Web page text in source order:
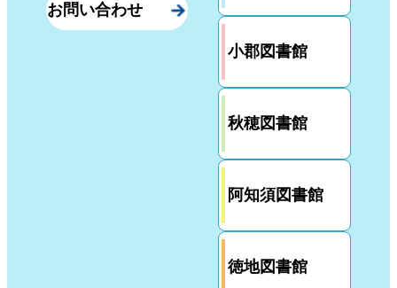
お問い合わせ
小郡図書館
秋穂図書館
阿知須図書館
徳地図書館